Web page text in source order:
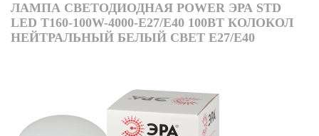
ЛАМПА СВЕТОДИОДНАЯ POWER ЭРА STD
LED T160-100W-4000-E27/E40 100ВТ КОЛОКОЛ
НЕЙТРАЛЬНЫЙ БЕЛЫЙ СВЕТ Е27/Е40